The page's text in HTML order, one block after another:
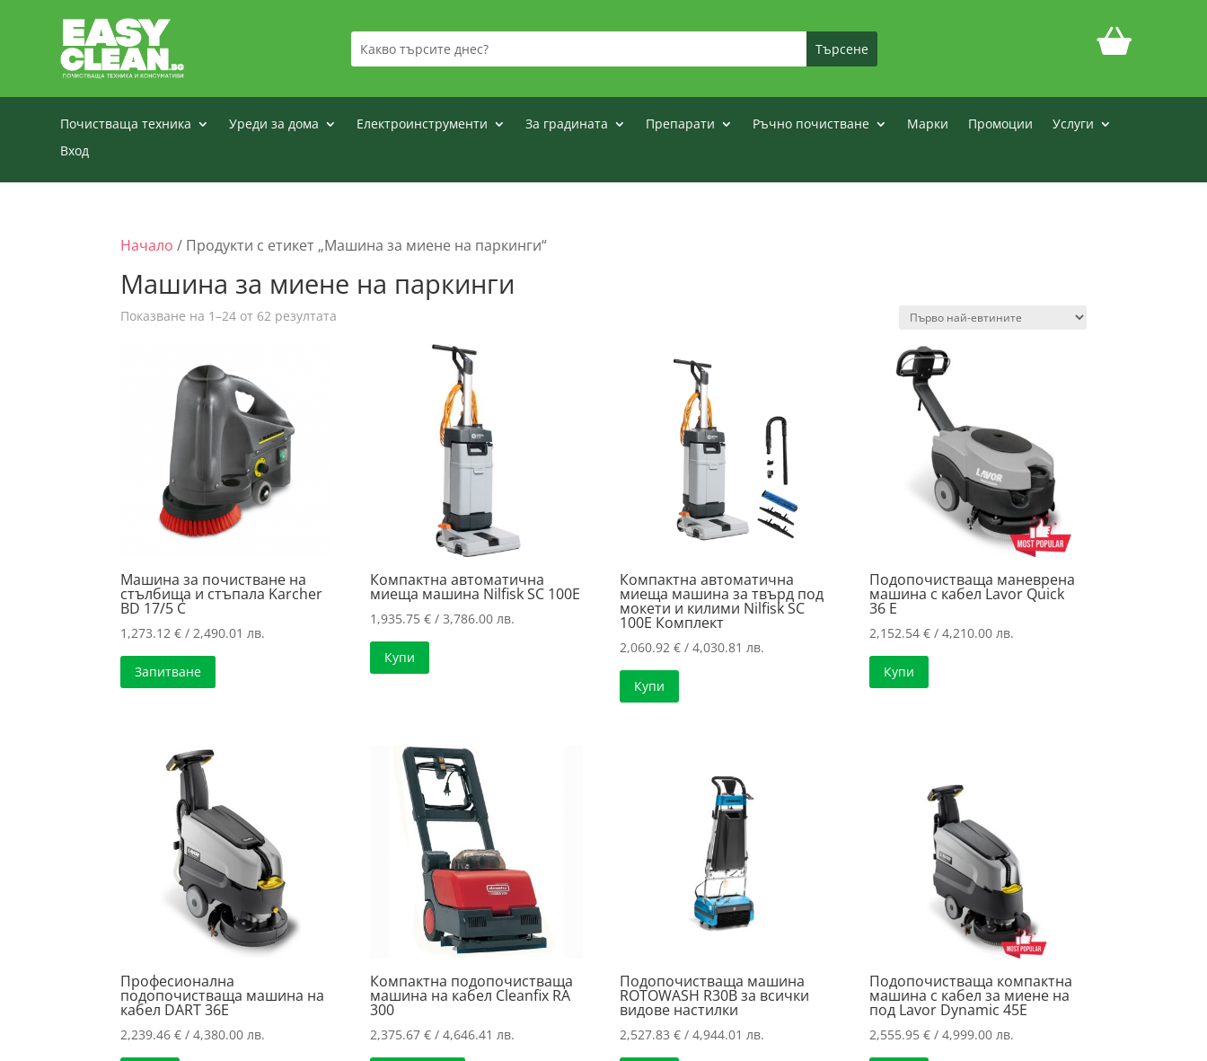
Почистваща техника Уреди за дома Електроинструменти За градината Препарати Ръчно почистване Марки Промоции
Услуги
Вход
Начало / Продукти с етикет „Машина за миене на паркинги“
Машина за миене на паркинги
Показване на 1–24 от 62 резултата
Машина за почистване на
стълбища и стъпала Karcher
BD 17/5 C
1,273.12€ / 2,490.01 лв.
Запитване
Компактна автоматична
миеща машина Nilfisk SC 100E
1,935.75€ / 3,786.00 лв.
Купи
Компактна автоматична
миеща машина за твърд под
мокети и килими Nilfisk SC
100E Комплект
2,060.92€ / 4,030.81 лв.
Купи
Подопочистваща маневрена
машина с кабел Lavor Quick
36 E
2,152.54€ / 4,210.00 лв.
Купи
Професионална
подопочистваща машина на
кабел DART 36E
2,239.46€ / 4,380.00 лв.
Компактна подопочистваща
машина на кабел Cleanfix RA
300
2,375.67€ / 4,646.41 лв.
Подопочистваща машина
ROTOWASH R30B за всички
видове настилки
2,527.83€ / 4,944.01 лв.
Подопочистваща компактна
машина с кабел за миене на
под Lavor Dynamic 45E
2,555.95€ / 4,999.00 лв.